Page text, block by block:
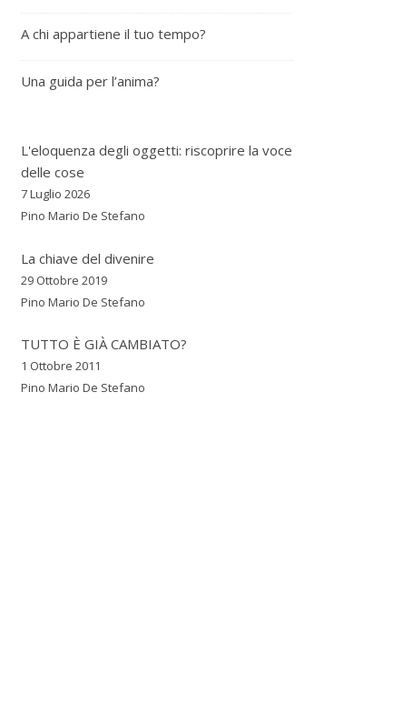
A chi appartiene il tuo tempo?
Una guida per l’anima?
L'eloquenza degli oggetti: riscoprire la voce
delle cose
7 Luglio 2026
Pino Mario De Stefano
La chiave del divenire
29 Ottobre 2019
Pino Mario De Stefano
TUTTO È GIÀ CAMBIATO?
1 Ottobre 2011
Pino Mario De Stefano